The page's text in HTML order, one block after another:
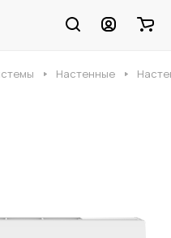
Настенные